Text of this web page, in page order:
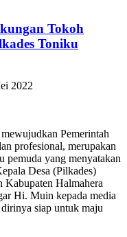
Tokoh
Toniku
2022
Pemerintah
profesional, merupakan
pemuda yang menyatakan
Desa (Pilkades)
Kabupaten Halmahera
Hi. Muin kepada media
siap untuk maju